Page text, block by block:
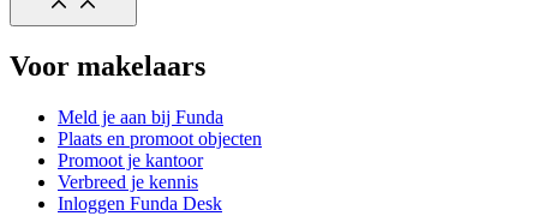
Voor makelaars
Meld je aan bij Funda
Plaats en promoot objecten
Promoot je kantoor
Verbreed je kennis
Inloggen Funda Desk